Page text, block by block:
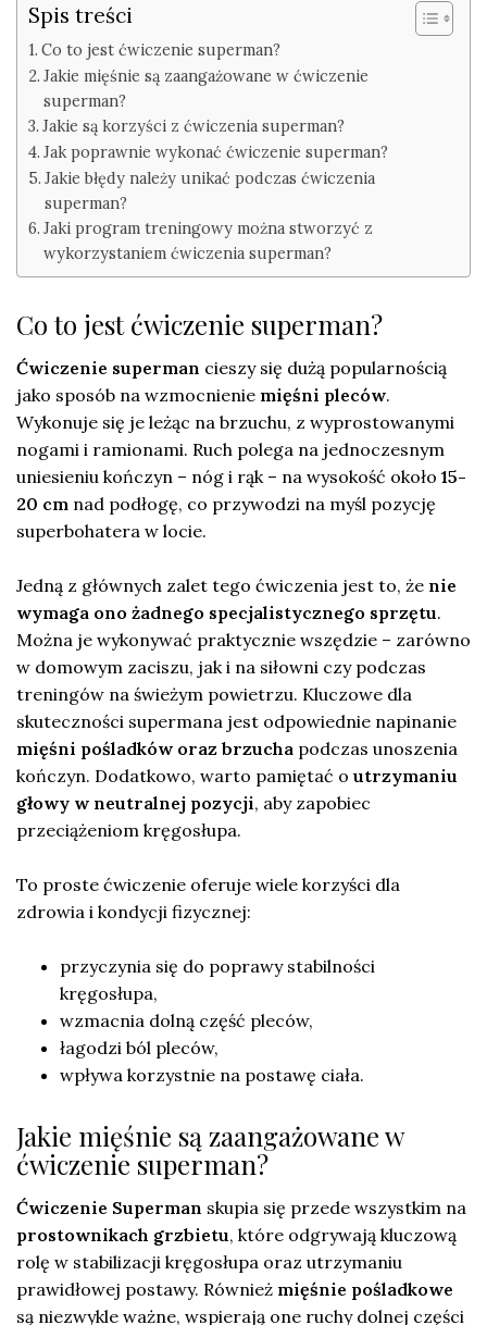
Spis treści
Co to jest ćwiczenie superman?
Jakie mięśnie są zaangażowane w ćwiczenie
superman?
Jakie są korzyści z ćwiczenia superman?
Jak poprawnie wykonać ćwiczenie superman?
Jakie błędy należy unikać podczas ćwiczenia
superman?
Jaki program treningowy można stworzyć z
wykorzystaniem ćwiczenia superman?
Co to jest ćwiczenie superman?
Ćwiczenie superman cieszy się dużą popularnością
jako sposób na wzmocnienie mięśni pleców.
Wykonuje się je leżąc na brzuchu, z wyprostowanymi
nogami i ramionami. Ruch polega na jednoczesnym
uniesieniu kończyn – nóg i rąk – na wysokość około15-
20 cm nad podłogę, co przywodzi na myśl pozycję
superbohatera w locie.
Jedną z głównych zalet tego ćwiczenia jest to, że nie
wymaga ono żadnego specjalistycznego sprzętu.
Można je wykonywać praktycznie wszędzie – zarówno
w domowym zaciszu, jak i na siłowni czy podczas
treningów na świeżym powietrzu. Kluczowe dla
skuteczności supermana jest odpowiednie napinanie
mięśni pośladków oraz brzucha podczas unoszenia
kończyn. Dodatkowo, warto pamiętać o utrzymaniu
głowy w neutralnej pozycji, aby zapobiec
przeciążeniom kręgosłupa.
To proste ćwiczenie oferuje wiele korzyści dla
zdrowia i kondycji fizycznej:
przyczynia się do poprawy stabilności
kręgosłupa,
wzmacnia dolną część pleców,
łagodzi ból pleców,
wpływa korzystnie na postawę ciała.
Jakie mięśnie są zaangażowane w
ćwiczenie superman?
Ćwiczenie Superman skupia się przede wszystkim na
prostownikach grzbietu, które odgrywają kluczową
rolę w stabilizacji kręgosłupa oraz utrzymaniu
prawidłowej postawy. Również mięśnie pośladkowe
są niezwykle ważne, wspierają one ruchy dolnej części